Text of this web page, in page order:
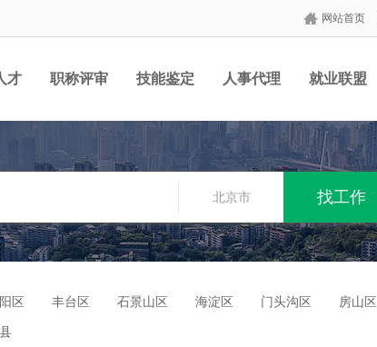
网站首页
才 职称评审 技能鉴定 人事代理 就业联盟
北京市
区 丰台区 石景山区 海淀区 门头沟区 房山区